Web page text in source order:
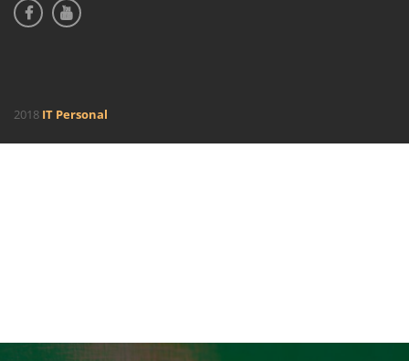
2018 IT Personal